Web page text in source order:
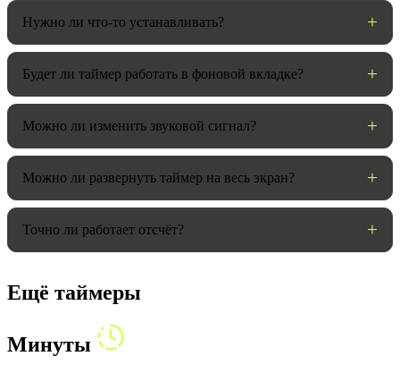
Нужно ли что-то устанавливать?
Будет ли таймер работать в фоновой вкладке?
Можно ли изменить звуковой сигнал?
Можно ли развернуть таймер на весь экран?
Точно ли работает отсчёт?
Ещё таймеры
Минуты